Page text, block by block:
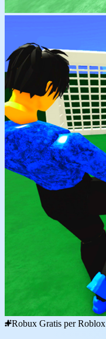
Robux Gratis per Roblox